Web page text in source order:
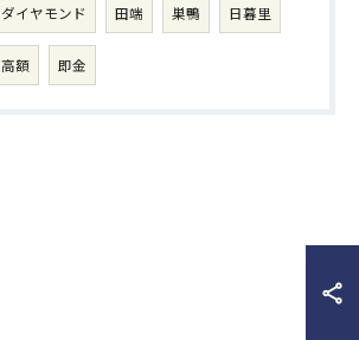
ダイヤモンド 田端 巣鴨 日暮里
高額 即金